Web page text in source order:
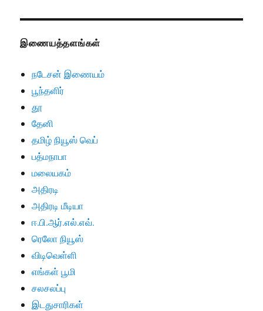
இணையத்தளங்கள்
நடேசன் இணையம்
பூந்தளிர்
தூ
தேனி
தமிழ் நியூஸ் வெப்
பத்மநாபா
மலையகம்
அதிரடி
அதிரடி மீடியா
ஈ.பி.ஆர்.எல்.எவ்.
ரெலோ நியூஸ்
விடிவெள்ளி
எங்கள் பூமி
சலசலப்பு
இடதுசாரிகள்